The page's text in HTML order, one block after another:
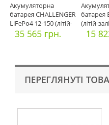
Акумуляторна
батарея CHALLENGER
LiFePo4 12-150 (літій-
залізо
35 565 грн.
батарея
(літій-
15
ПЕРЕГЛЯНУТІ